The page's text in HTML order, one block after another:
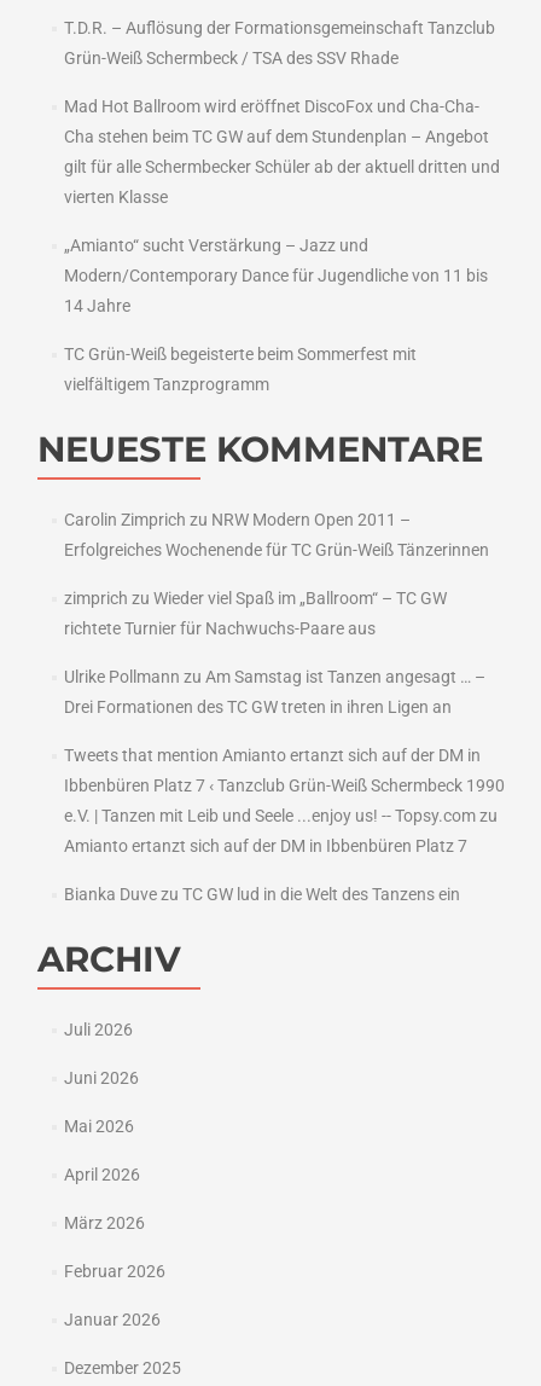
T.D.R. – Auflösung der Formationsgemeinschaft Tanzclub
Grün-Weiß Schermbeck / TSA des SSV Rhade
Mad Hot Ballroom wird eröffnet DiscoFox und Cha-Cha-
Cha stehen beim TC GW auf dem Stundenplan – Angebot
gilt für alle Schermbecker Schüler ab der aktuell dritten und
vierten Klasse
„Amianto“ sucht Verstärkung – Jazz und
Modern/Contemporary Dance für Jugendliche von 11 bis
14 Jahre
TC Grün-Weiß begeisterte beim Sommerfest mit
vielfältigem Tanzprogramm
NEUESTE KOMMENTARE
Carolin Zimprich zu NRW Modern Open 2011 –
Erfolgreiches Wochenende für TC Grün-Weiß Tänzerinnen
zimprich zu Wieder viel Spaß im „Ballroom“ – TC GW
richtete Turnier für Nachwuchs-Paare aus
Ulrike Pollmann zu Am Samstag ist Tanzen angesagt … –
Drei Formationen des TC GW treten in ihren Ligen an
Tweets that mention Amianto ertanzt sich auf der DM in
Ibbenbüren Platz 7 ‹ Tanzclub Grün-Weiß Schermbeck 1990
e.V. | Tanzen mit Leib und Seele ...enjoy us! -- Topsy.comzu
Amianto ertanzt sich auf der DM in Ibbenbüren Platz 7
Bianka Duvezu TC GW lud in die Welt des Tanzens ein
ARCHIV
Juli 2026
Juni 2026
Mai 2026
April 2026
März 2026
Februar 2026
Januar 2026
Dezember 2025